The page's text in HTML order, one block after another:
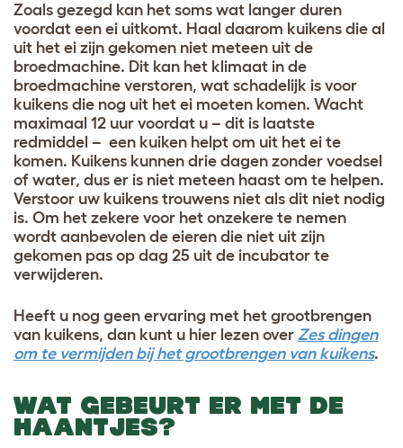
Zoals gezegd kan het soms wat langer duren
voordat een ei uitkomt. Haal daarom kuikens die al
uit het ei zijn gekomen niet meteen uit de
broedmachine. Dit kan het klimaat in de
broedmachine verstoren, wat schadelijk is voor
kuikens die nog uit het ei moeten komen. Wacht
maximaal 12 uur voordat u – dit is laatste
redmiddel – een kuiken helpt om uit het ei te
komen. Kuikens kunnen drie dagen zonder voedsel
of water, dus er is niet meteen haast om te helpen.
Verstoor uw kuikens trouwens niet als dit niet nodig
is. Om het zekere voor het onzekere te nemen
wordt aanbevolen de eieren die niet uit zijn
gekomen pas op dag 25 uit de incubator te
verwijderen.
Heeft u nog geen ervaring met het grootbrengen
van kuikens, dan kunt u hier lezen over Zes dingen
om te vermijden bij het grootbrengen van kuikens.
WAT GEBEURT ER MET DE
HAANTJES?